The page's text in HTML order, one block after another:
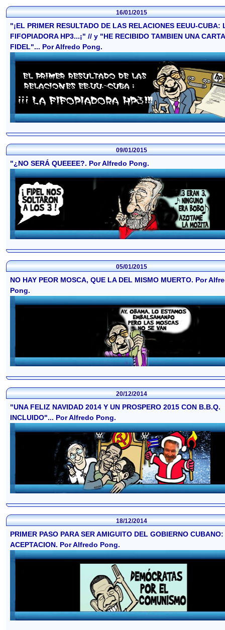
16/01/2015
"¡EL PRIMER RESULTADO DE LAS RELACIONES EEUU-CUBA:
FIFOPIADORA HP3...¡" // y "HE RECIBIDO TAMBIEN UNA
FIDEL"... Por Alfredo Pong.
09/01/2015
"¿NO SERÁ QUEEEE?. Por Alfredo Pong.
05/01/2015
NO HAY PEOR MOSCA, QUE LA DEL MISMO MUERTO. Por
Pong.
20/12/2014
"UNA FELIZ NAVIDAD 2014 Y UN PROSPERO 2015 CON B.B.Q.
INCLUIDO"... Por Alfredo Pong.
18/12/2014
PRIMER PASO PARA SER AMIGUITO DEL GOBIERNO
ACEPTACION. Por Alfredo Pong.